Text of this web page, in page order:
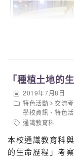
「種植土地的
2019年7月8日
特色活動
交流
學校資訊 、特色
通識教育科
本校通識教育科
的生命歷程」考